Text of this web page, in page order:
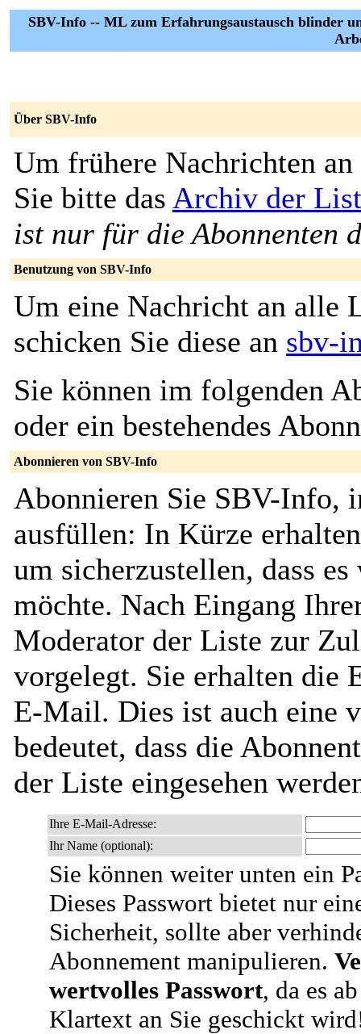
SBV-Info -- ML zum Erfahrungsaustausch blinder
Über SBV-Info
Um frühere Nachrichten an
Sie bitte das Archiv der
ist nur für die Abonnenten
Benutzung von SBV-Info
Um eine Nachricht an alle
schicken Sie diese an sbv-
Sie können im folgenden
oder ein bestehendes
Abonnieren von SBV-Info
Abonnieren Sie SBV-Info,
ausfüllen: In Kürze
um sicherzustellen, dass
möchte. Nach Eingang
Moderator der Liste zur
vorgelegt. Sie erhalten die
E-Mail. Dies ist auch eine
bedeutet, dass die
der Liste eingesehen
Ihre E-Mail-Adresse:
Ihr Name (optional):
Sie können weiter unten ein
Dieses Passwort bietet nur
Sicherheit, sollte aber
Abonnement manipulieren.
wertvolles Passwort, da es
Klartext an Sie geschickt